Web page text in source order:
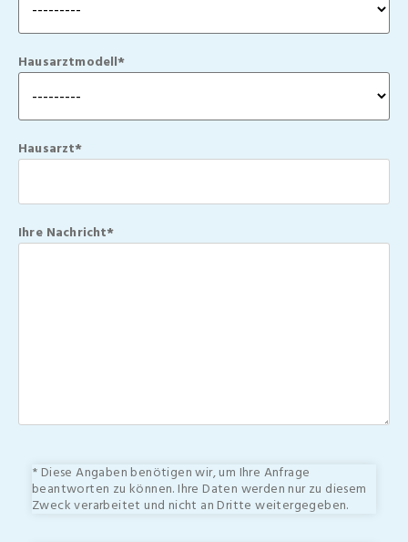
Hausarztmodell*
Hausarzt*
Ihre Nachricht*
* Diese Angaben benötigen wir, um Ihre Anfrage
beantworten zu können. Ihre Daten werden nur zu diesem
Zweck verarbeitet und nicht an Dritte weitergegeben.